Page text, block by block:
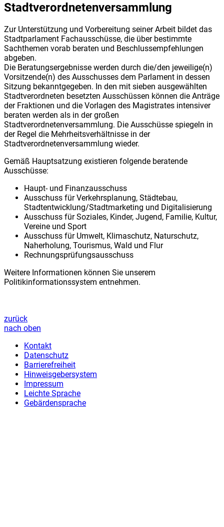
Stadtverordnetenversammlung
Zur Unterstützung und Vorbereitung seiner Arbeit bildet das
Stadtparlament Fachausschüsse, die über bestimmte
Sachthemen vorab beraten und Beschlussempfehlungen
abgeben.
Die Beratungsergebnisse werden durch die/den jeweilige(n)
Vorsitzende(n) des Ausschusses dem Parlament in dessen
Sitzung bekanntgegeben. In den mit sieben ausgewählten
Stadtverordneten besetzten Ausschüssen können die Anträge
der Fraktionen und die Vorlagen des Magistrates intensiver
beraten werden als in der großen
Stadtverordnetenversammlung. Die Ausschüsse spiegeln in
der Regel die Mehrheitsverhältnisse in der
Stadtverordnetenversammlung wieder.
Gemäß Hauptsatzung existieren folgende beratende
Ausschüsse:
Haupt- und Finanzausschuss
Ausschuss für Verkehrsplanung, Städtebau,
Stadtentwicklung/Stadtmarketing und Digitalisierung
Ausschuss für Soziales, Kinder, Jugend, Familie, Kultur,
Vereine und Sport
Ausschuss für Umwelt, Klimaschutz, Naturschutz,
Naherholung, Tourismus, Wald und Flur
Rechnungsprüfungsausschuss
Weitere Informationen können Sie unserem
Politikinformationssystem entnehmen.
zurück
nach oben
Kontakt
Datenschutz
Barrierefreiheit
Hinweisgebersystem
Impressum
Leichte Sprache
Gebärdensprache